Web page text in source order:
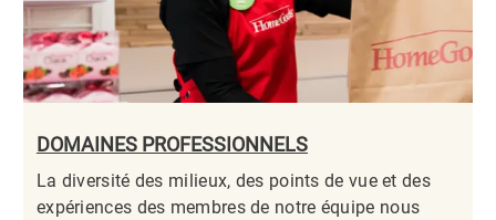
DOMAINES PROFESSIONNELS
La diversité des milieux, des points de vue et des
expériences des membres de notre équipe nous